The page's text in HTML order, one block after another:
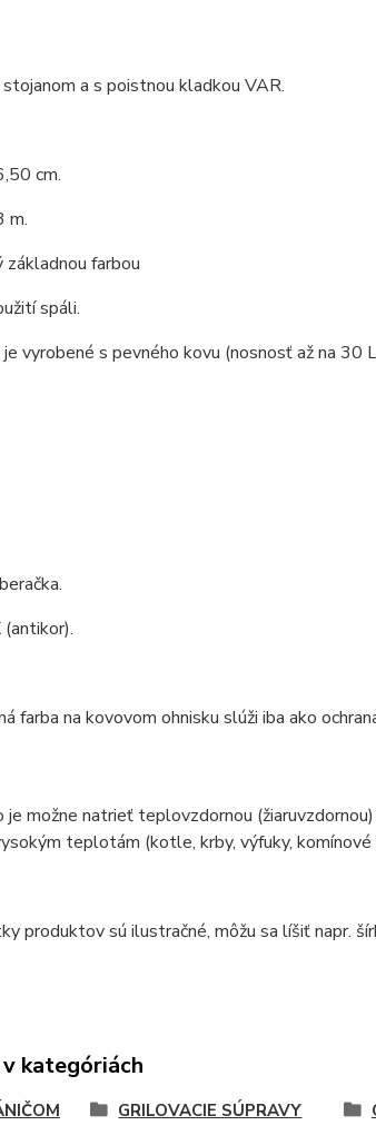
a s poistnou kladkou VAR.
cm.
m.
farbou
spáli.
vyrobené s pevného kovu (nosnosť až na 30
farba na kovovom ohnisku slúži iba ako
je možne natrieť teplovzdornou
teplotám (kotle, krby, výfuky,
produktov sú ilustračné, môžu sa líšiť napr.
kategóriách
GRILOVACIE SÚPRAVY